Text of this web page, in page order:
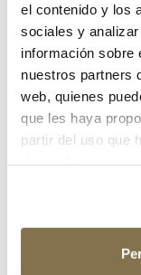
el contenido y los
sociales y
información sobre
nuestros partners
web, quienes
que les haya
partir del uso que
¿Has olvidado tu